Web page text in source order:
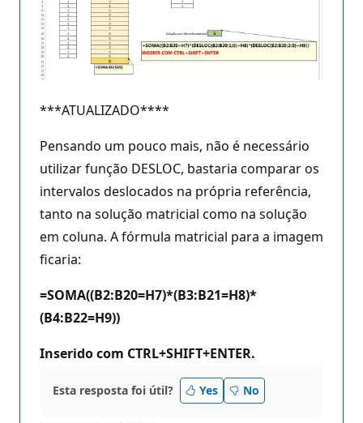
***ATUALIZADO****
Pensando um pouco mais, não é necessário
utilizar função DESLOC, bastaria comparar os
intervalos deslocados na própria referência,
tanto na solução matricial como na solução
em coluna. A fórmula matricial para a imagem
ficaria:
=SOMA((B2:B20=H7)*(B3:B21=H8)*
(B4:B22=H9))
Inserido com CTRL+SHIFT+ENTER.
Esta resposta foi útil? Yes No